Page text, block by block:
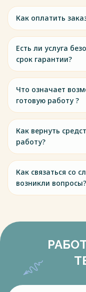
Как оплатить
Есть ли услуга
срок гарантии?
Что означает
готовую работу ?
Как вернуть
работу?
Как связаться со
возникли вопросы?